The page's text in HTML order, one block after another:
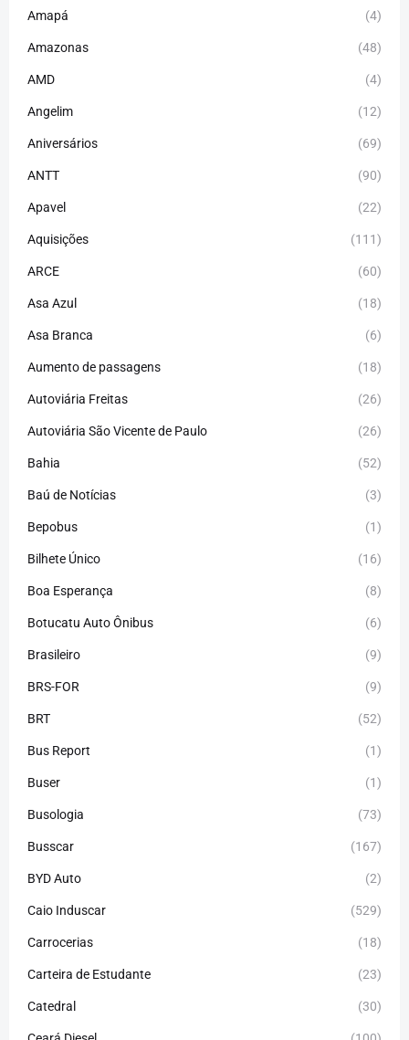
Amapá (4)
Amazonas (48)
AMD (4)
Angelim (12)
Aniversários (69)
ANTT (90)
Apavel (22)
Aquisições (111)
ARCE (60)
Asa Azul (18)
Asa Branca (6)
Aumento de passagens (18)
Autoviária Freitas (26)
Autoviária São Vicente de Paulo (26)
Bahia (52)
Baú de Notícias (3)
Bepobus (1)
Bilhete Único (16)
Boa Esperança (8)
Botucatu Auto Ônibus (6)
Brasileiro (9)
BRS-FOR (9)
BRT (52)
Bus Report (1)
Buser (1)
Busologia (73)
Busscar (167)
BYD Auto (2)
Caio Induscar (529)
Carrocerias (18)
Carteira de Estudante (23)
Catedral (30)